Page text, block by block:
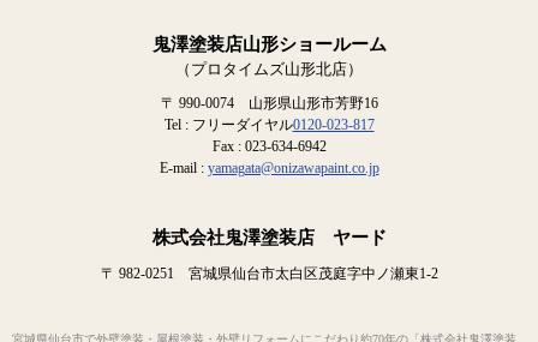
鬼澤塗装店山形ショールーム
（プロタイムズ山形北店）
〒 990-0074 山形県山形市芳野16
Tel : フリーダイヤル0120-023-817
Fax : 023-634-6942
E-mail : yamagata@onizawapaint.co.jp
株式会社鬼澤塗装店 ヤード
〒 982-0251 宮城県仙台市太白区茂庭字中ノ瀬東1-2
宮城県仙台市で外壁塗装・屋根塗装・外壁リフォームにこだわり約70年の「株式会社鬼澤塗装